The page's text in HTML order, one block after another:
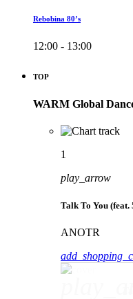
Rebobina 80’s
12:00 - 13:00
TOP
WARM Global
1
play_arrow
Talk To You (feat.
ANOTR